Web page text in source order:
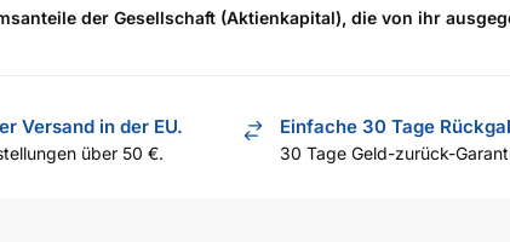
der Gesellschaft (Aktienkapital), die von ihr
Versand in der EU.
über 50 €.
Einfache 30 Tage
30 Tage Geld-zurück-